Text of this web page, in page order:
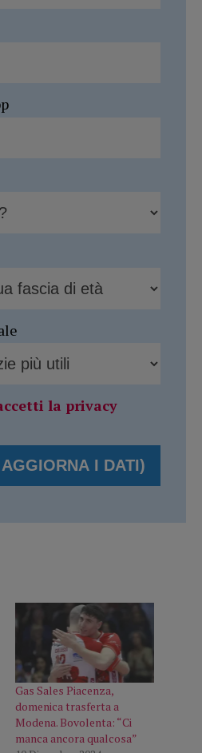
la privacy
Gas Sales Piacenza,
domenica trasferta a
Modena. Bovolenta: “Ci
manca ancora qualcosa”